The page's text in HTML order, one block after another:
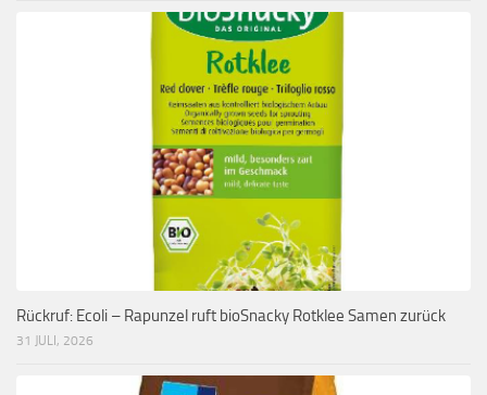
Rückruf: Ecoli – Rapunzel ruft bioSnacky Rotklee Samen zurück
31 JULI, 2026